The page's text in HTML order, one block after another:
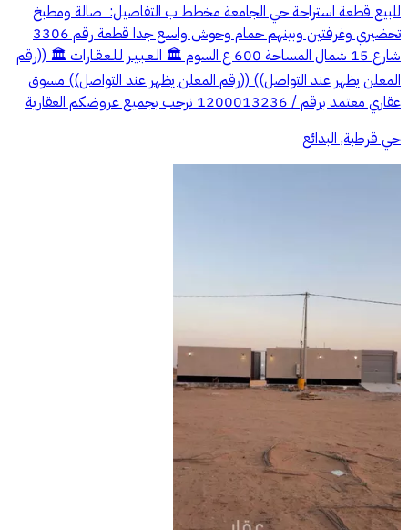
للبيع قطعة استراحة حي الجامعة مخطط ب التفاصيل: ‏ صالة ومطبخ
تحضيري وغرفتين وبينهم حمام وحوش واسع جدا قطعة رقم 3306
شارع 15 شمال المساحة 600 ع السوم 🏛 الـعـبـيـر لـلـعـقـارات 🏛 ((رقم
المعلن يظهر عند التواصل)) ((رقم المعلن يظهر عند التواصل)) مسوق
عقاري معتمد برقم / 1200013236 نرحب بجميع عروضكم العقارية
حي قرطبة, البدائع